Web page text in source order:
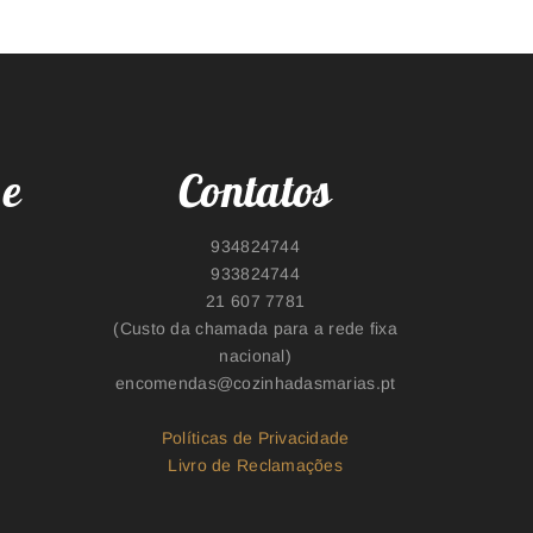
Contatos
934824744​
933824744
21 607 7781
(Custo da chamada para a rede fixa
nacional)
encomendas@cozinhadasmarias.pt
Políticas de Privacidade
Livro de Reclamações